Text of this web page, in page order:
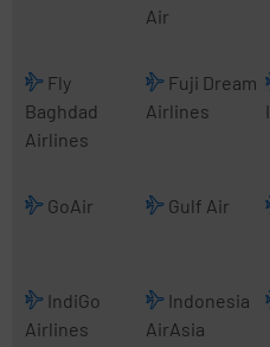
Air
Fly
Baghdad
Airlines
Fuji Dream
Airlines
GoAir Gulf Air
IndiGo
Airlines
Indonesia
AirAsia